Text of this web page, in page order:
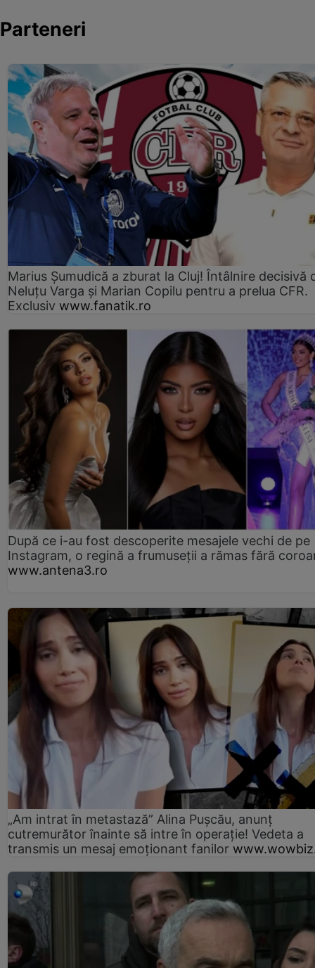
Parteneri
Marius Şumudică a zburat la Cluj! Întâlnire decisivă
Neluţu Varga şi Marian Copilu pentru a prelua CFR.
Exclusiv www.fanatik.ro
După ce i-au fost descoperite mesajele vechi de pe
Instagram, o regină a frumuseții a rămas fără
www.antena3.ro
„Am intrat în metastază” Alina Pușcău, anunț
cutremurător înainte să intre în operație! Vedeta a
transmis un mesaj emoționant fanilor